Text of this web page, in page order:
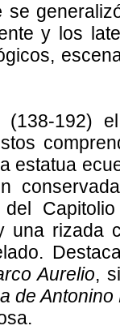
se
y los
(138-192)
estatua
una rizada
Aurelio,
de Antonino